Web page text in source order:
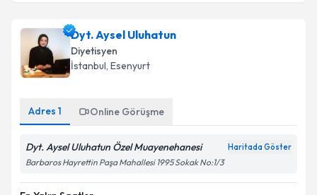
Dyt. Aysel Uluhatun
Diyetisyen
İstanbul, Esenyurt
Adres 1 Online Görüşme
Dyt. Aysel Uluhatun Özel Muayenehanesi Haritada Göster
Barbaros Hayrettin Paşa Mahallesi 1995 Sokak No:1/3